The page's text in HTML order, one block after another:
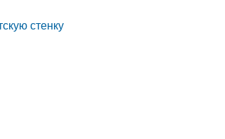
стенку